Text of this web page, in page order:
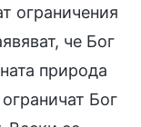
ограничения
че Бог
природа
Бог